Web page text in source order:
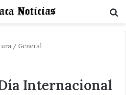
/ General
Internacional